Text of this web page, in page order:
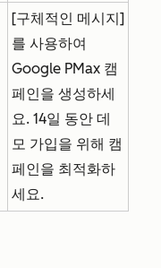
[구체적인 메시지]
를 사용하여
Google PMax 캠
페인을 생성하세
요. 14일 동안 데
모 가입을 위해 캠
페인을 최적화하
세요.